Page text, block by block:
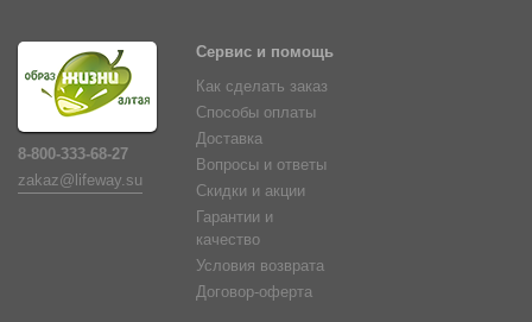
8-800-333-68-27
zakaz@lifeway.su
Сервис и помощь
Как сделать заказ
Способы оплаты
Доставка
Вопросы и ответы
Скидки и акции
Гарантии и
качество
Условия возврата
Договор-оферта